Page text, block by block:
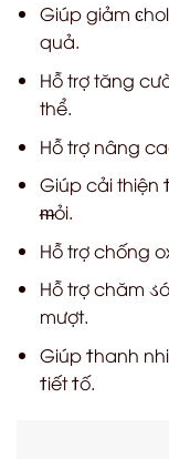
Giúp giảm ͼ
quả.
Hỗ trợ tăng
thể.
Hỗ trợ nâng
Giúp cải thiện
ᵯỏi.
Hỗ trợ chống
Hỗ trợ chăm ડ
mượt.
Giúpϯhanh
ϯiếtϯố.